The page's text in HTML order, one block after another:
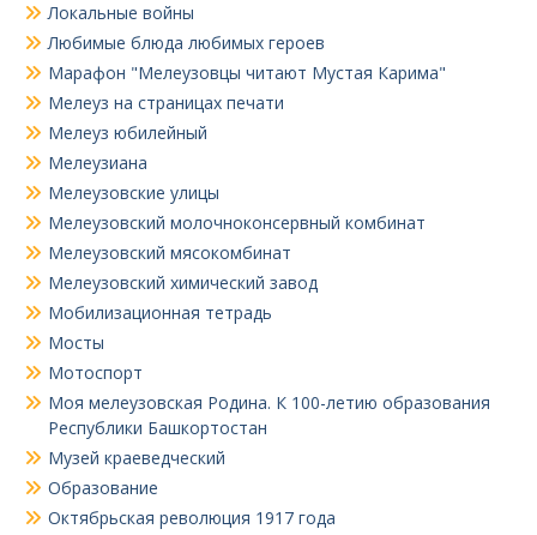
Локальные войны
Любимые блюда любимых героев
Марафон "Мелеузовцы читают Мустая Карима"
Мелеуз на страницах печати
Мелеуз юбилейный
Мелеузиана
Мелеузовские улицы
Мелеузовский молочноконсервный комбинат
Мелеузовский мясокомбинат
Мелеузовский химический завод
Мобилизационная тетрадь
Мосты
Мотоспорт
Моя мелеузовская Родина. К 100-летию образования
Республики Башкортостан
Музей краеведческий
Образование
Октябрьская революция 1917 года